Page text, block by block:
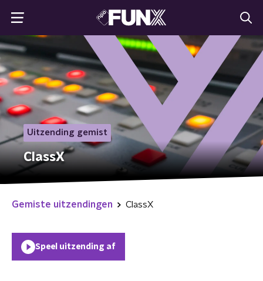
Uitzending gemist
ClassX
Gemiste uitzendingen ClassX
Speel uitzending af